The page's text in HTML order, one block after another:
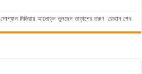
সোশ্যাল মিডিয়ায় আলোড়ন তুলছেন তাড়াশের তরুণ রোহান শেখ